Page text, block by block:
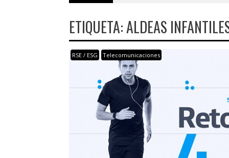
ETIQUETA:ALDEAS
RSE / ESG Telecomunicaciones